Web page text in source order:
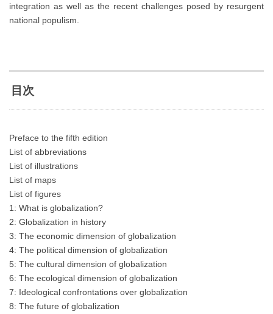
integration as well as the recent challenges posed by resurgent
national populism.
目次
Preface to the fifth edition
List of abbreviations
List of illustrations
List of maps
List of figures
1: What is globalization?
2: Globalization in history
3: The economic dimension of globalization
4: The political dimension of globalization
5: The cultural dimension of globalization
6: The ecological dimension of globalization
7: Ideological confrontations over globalization
8: The future of globalization